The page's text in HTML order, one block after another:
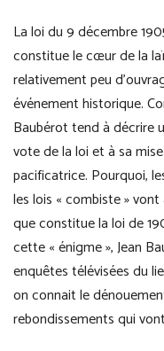
La loi du 9 décembre
constitue le cœur de la
relativement peu
événement historique.
Baubérot tend à décrire
vote de la loi et à sa
pacificatrice. Pourquoi,
les lois « combiste »
que constitue la loi de
cette « énigme », Jean
enquêtes télévisées du
on connait le
rebondissements qui